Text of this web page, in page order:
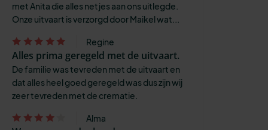
met Anita die alles netjes aan ons uitlegde.
Onze uitvaart is verzorgd door Maikel wat...
Regine
Alles prima geregeld met de uitvaart.
De familie was tevreden met de uitvaart en
dat alles heel goed geregeld was dus zijn wij
zeer tevreden met de crematie.
Alma